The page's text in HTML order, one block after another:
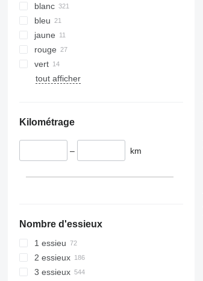
blanc
bleu
jaune
rouge
vert
tout afficher
Kilométrage
– km
Nombre d'essieux
1 essieu
2 essieux
3 essieux